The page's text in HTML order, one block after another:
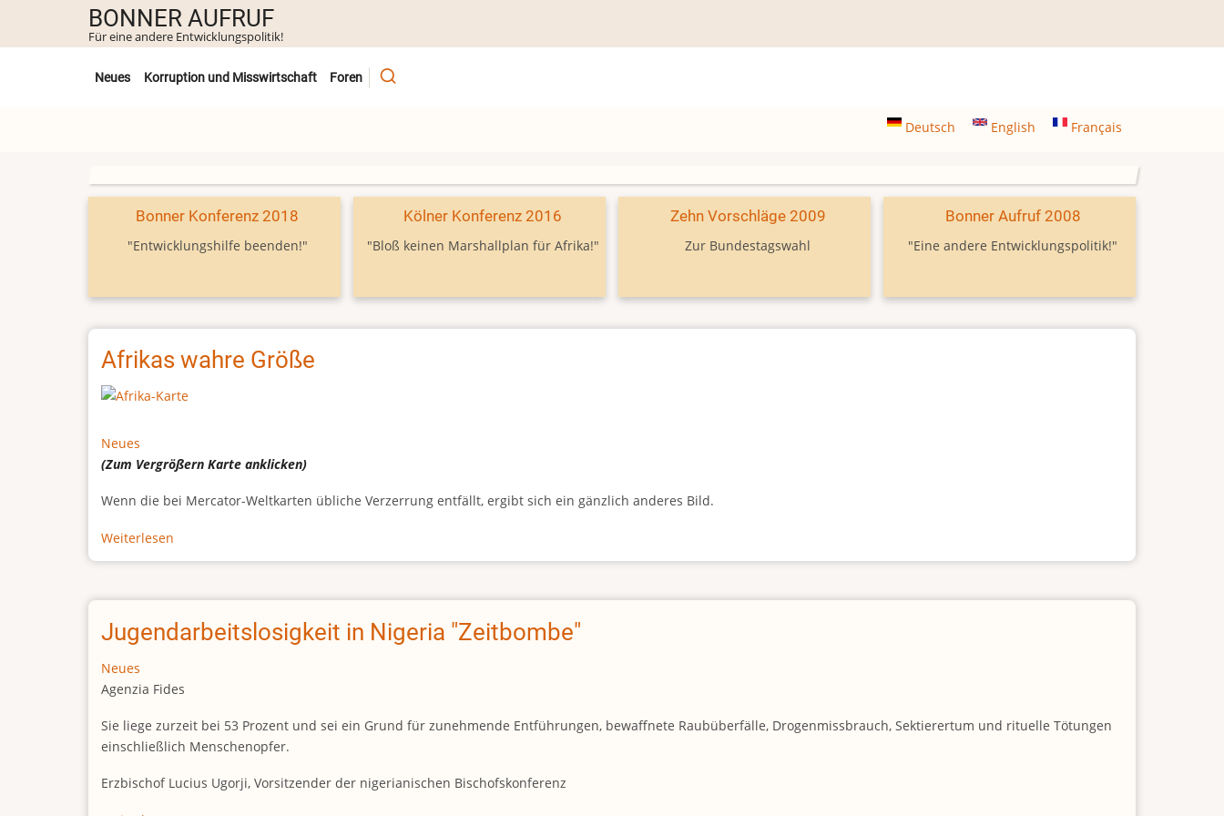
Inhalt
BONNER AUFRUF
Für eine andere Entwicklungspolitik!
Untermenü
Neues Korruption und Misswirtschaft Foren
Deutsch English Français
Bonner Konferenz 2018
"Entwicklungshilfe beenden!"
Kölner Konferenz 2016
"Bloß keinen Marshallplan für Afrika!"
Zehn Vorschläge 2009
Zur Bundestagswahl
Bonner Aufruf 2008
"Eine andere Entwicklungspolitik!"
Afrikas wahre Größe
Neues
(Zum VergrößernKarte anklicken)
Wenn die bei Mercator-Weltkarten übliche Verzerrung entfällt, ergibt sich ein gänzlich anderes Bild.
Weiterlesen
Afrikas
Größe
Jugendarbeitslosigkeit in Nigeria "Zeitbombe"
Neues
Agenzia Fides
Sie liege zurzeit bei 53 Prozent und sei ein Grund für zunehmende Entführungen, bewaffnete Raubüberfälle, Drogenmissbrauch, Sektierertum und rituelle Tötungen
einschließlich Menschenopfer.
Erzbischof Lucius Ugorji, Vorsitzender der nigerianischen Bischofskonferenz